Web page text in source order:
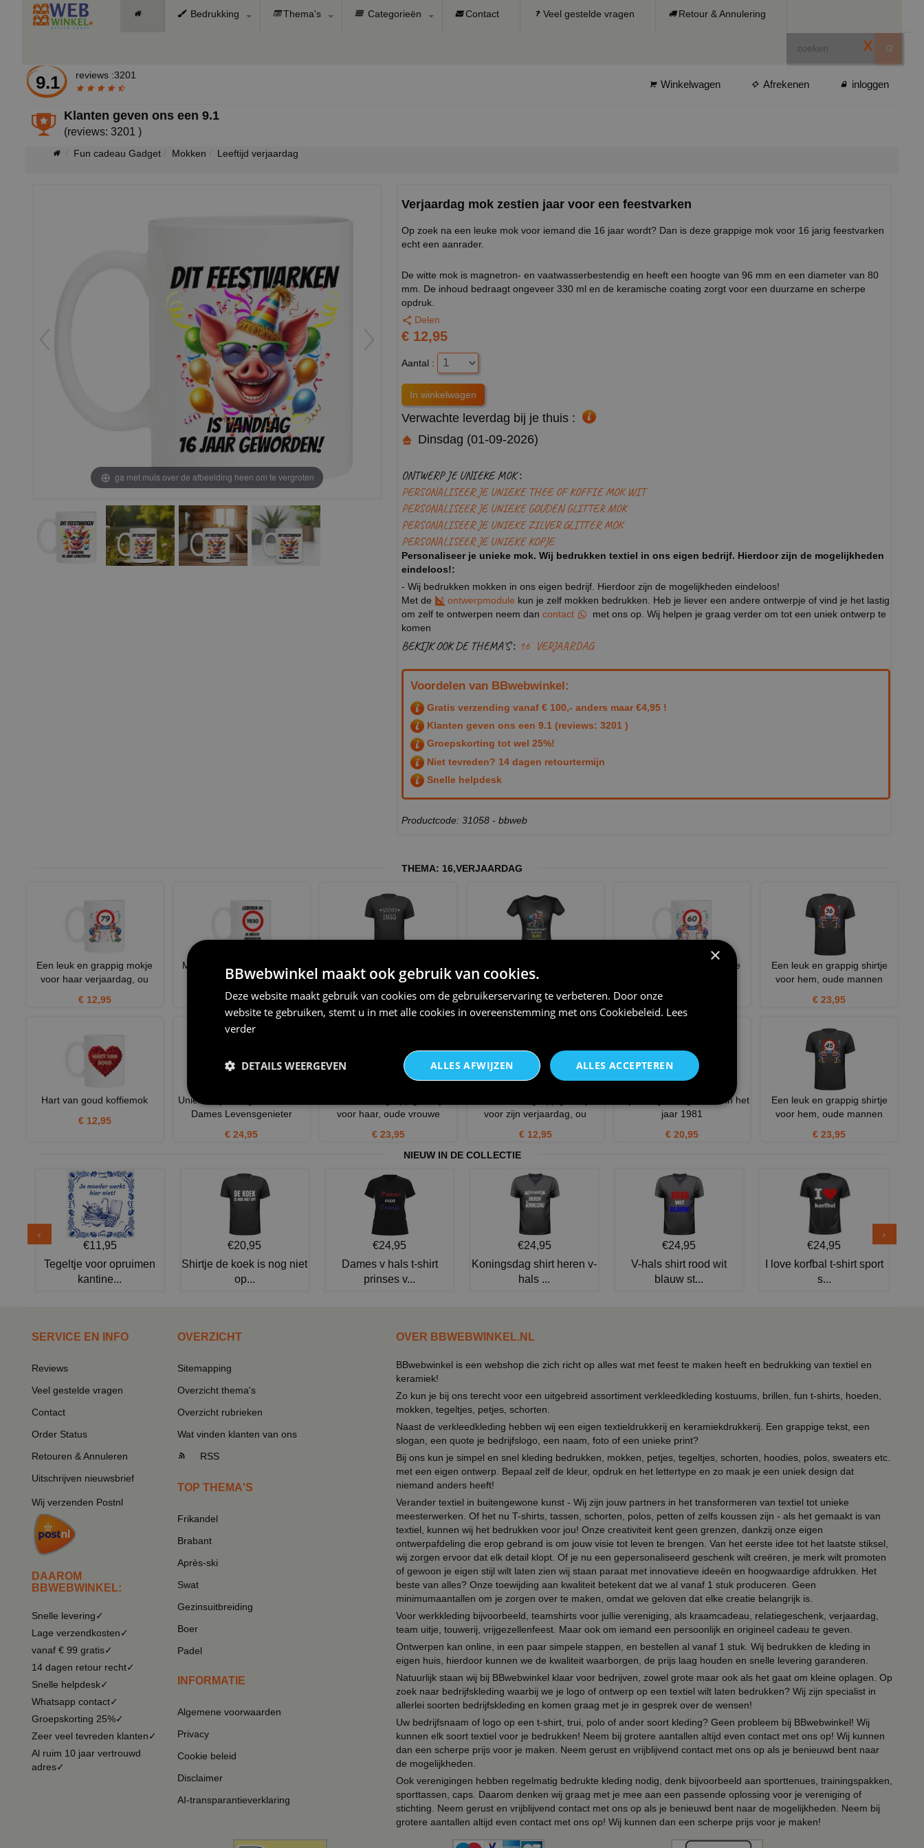
Bedrukking Thema's Categorieën Contact Veel gestelde vragen Retour & Annulering
X
9.1 reviews :3201
Winkelwagen Afrekenen inloggen
Klanten geven ons een9.1
(reviews: 3201 )
Fun cadeau Gadget Mokken Leeftijd verjaardag
ga met muis over de afbeelding heen om te vergroten
Verjaardag mok zestien jaar voor een feestvarken
Op zoek na een leuke mok voor iemand die 16 jaar wordt? Dan is deze grappige mok voor 16 jarig feestvarken
echt een aanrader.
De witte mok is magnetron- en vaatwasserbestendig en heeft een hoogte van 96 mm en een diameter van 80
mm. De inhoud bedraagt ongeveer 330 ml en de keramische coating zorgt voor een duurzame en scherpe
opdruk.
Delen
€ 12,95
Aantal :
Verwachte leverdag bij je thuis :
Dinsdag (01-09-2026)
ONTWERP JE UNIEKE MOK :
PERSONALISEER JE UNIEKE THEE OF KOFFIE MOK WIT
PERSONALISEER JE UNIEKE GOUDEN GLITTER MOK
PERSONALISEER JE UNIEKE ZILVER GLITTER MOK
PERSONALISEER JE UNIEKE KOPJE
Personaliseer je unieke mok. Wij bedrukken textiel in ons eigen bedrijf. Hierdoor zijn de mogelijkheden
eindeloos!:
- Wij bedrukken mokken in ons eigen bedrijf. Hierdoor zijn de mogelijkheden eindeloos!
Met de
ontwerpmodule kun je zelf mokken bedrukken. Heb je liever een andere ontwerpje of vind je het lastig
om zelf te ontwerpen neem dan contact
met ons op. Wij helpen je graag verder om tot een uniek ontwerp te
komen
BEKIJK OOK DE THEMA'S : 16 VERJAARDAG
Voordelen van BBwebwinkel:
Gratis verzending vanaf € 100,- anders maar €4,95 !
Klanten geven ons een 9.1 (reviews: 3201 )
Groepskorting tot wel 25%!
Niet tevreden? 14 dagen retourtermijn
Snelle helpdesk
Productcode: 31058 - bbweb
THEMA: 16,VERJAARDAG
Een leuk en grappig mokje
voor haar verjaardag, ou
€ 12,95
Mok Verjaardag geboren in
1930 grappig en orgineel
€ 12,95
Anno 1955 Verjaardag T-shirt
bouwjaar 1955 shirt
€ 22,95
Shirtje voor een vrouw op
leeftijd! Grappig T-shir
€ 22,95
Een leuk en grappig mokje
Een leuk en grappig shirtje
voor hem, oude mannen
€ 23,95
Hart van goud koffiemok
€ 12,95
Uniek Verjaardag T-shirt voor
Dames Levensgenieter
€ 24,95
voor haar, oude vrouwe
€ 23,95
voor zijn verjaardag, ou
€ 12,95
Verjaardag shirt geboren in het
jaar 1981
€ 20,95
Een leuk en grappig shirtje
voor hem, oude mannen
€ 23,95
NIEUW IN DE COLLECTIE
€11,95
Tegeltje voor opruimen
kantine...
€20,95
Shirtje de koek is nog niet
op...
€24,95
Dames v hals t-shirt
prinses v...
€24,95
Koningsdag shirt heren v-
hals ...
€24,95
V-hals shirt rood wit
blauw st...
€24,95
I love korfbal t-shirt sport
s...
SERVICE EN INFO
Reviews
Veel gestelde vragen
Contact
Order Status
Retouren & Annuleren
Uitschrijven nieuwsbrief
Wij verzenden Postnl
DAAROM
BBWEBWINKEL:
Snelle levering✓
Lage verzendkosten✓
vanaf € 99 gratis✓
14 dagen retour recht✓
Snelle helpdesk✓
Whatsapp contact✓
Groepskorting 25%✓
Zeer veel tevreden klanten✓
Al ruim 10 jaar vertrouwd
adres✓
OVERZICHT
Sitemapping
Overzicht thema's
Overzicht rubrieken
Wat vinden klanten van ons
RSS
TOP THEMA'S
Frikandel
Brabant
Après-ski
Swat
Gezinsuitbreiding
Boer
Padel
INFORMATIE
Algemene voorwaarden
Privacy
Cookie beleid
Disclaimer
AI-transparantieverklaring
OVER BBWEBWINKEL.NL
BBwebwinkel is een webshop die zich richt op alles wat met feest te maken heeft en bedrukking van textiel en
keramiek!
Zo kun je bij ons terecht voor een uitgebreid assortiment verkleedkleding kostuums, brillen, fun t-shirts, hoeden,
mokken, tegeltjes, petjes, schorten.
Naast de verkleedkleding hebben wij een eigen textieldrukkerij en keramiekdrukkerij. Een grappige tekst, een
slogan, een quote je bedrijfslogo, een naam, foto of een unieke print?
Bij ons kun je simpel en snel kleding bedrukken, mokken, petjes, tegeltjes, schorten, hoodies, polos, sweaters etc.
met een eigen ontwerp. Bepaal zelf de kleur, opdruk en het lettertype en zo maak je een uniek design dat
niemand anders heeft!
Verander textiel in buitengewone kunst - Wij zijn jouw partners in het transformeren van textiel tot unieke
meesterwerken. Of het nu T-shirts, tassen, schorten, polos, petten of zelfs koussen zijn - als het gemaakt is van
textiel, kunnen wij het bedrukken voor jou! Onze creativiteit kent geen grenzen, dankzij onze eigen
ontwerpafdeling die erop gebrand is om jouw visie tot leven te brengen. Van het eerste idee tot het laatste stiksel,
wij zorgen ervoor dat elk detail klopt. Of je nu een gepersonaliseerd geschenk wilt creëren, je merk wilt promoten
of gewoon je eigen stijl wilt laten zien wij staan paraat met innovatieve ideeën en hoogwaardige afdrukken. Het
beste van alles? Onze toewijding aan kwaliteit betekent dat we al vanaf 1 stuk produceren. Geen
minimumaantallen om je zorgen over te maken, omdat we geloven dat elke creatie belangrijk is.
Voor werkkleding bijvoorbeeld, teamshirts voor jullie vereniging, als kraamcadeau, relatiegeschenk, verjaardag,
team uitje, touwerij, vrijgezellenfeest. Maar ook om iemand een persoonlijk en origineel cadeau te geven.
Ontwerpen kan online, in een paar simpele stappen, en bestellen al vanaf 1 stuk. Wij bedrukken de kleding in
eigen huis, hierdoor kunnen we de kwaliteit waarborgen, de prijs laag houden en snelle levering garanderen.
Natuurlijk staan wij bij BBwebwinkel klaar voor bedrijven, zowel grote maar ook als het gaat om kleine oplagen. Op
zoek naar bedrijfskleding waarbij we je logo of ontwerp op een textiel wilt laten bedrukken? Wij zijn specialist in
allerlei soorten bedrijfskleding en komen graag met je in gesprek over de wensen!
Uw bedrijfsnaam of logo op een t-shirt, trui, polo of ander soort kleding? Geen probleem bij BBwebwinkel! Wij
kunnen elk soort textiel voor je bedrukken! Neem bij grotere aantallen altijd even contact met ons op! Wij kunnen
dan een scherpe prijs voor je maken. Neem gerust en vrijblijvend contact met ons op als je benieuwd bent naar
de mogelijkheden.
Ook verenigingen hebben regelmatig bedrukte kleding nodig, denk bijvoorbeeld aan sporttenues, trainingspakken,
sporttassen, caps. Daarom denken wij graag met je mee aan een passende oplossing voor je vereniging of
stichting. Neem gerust en vrijblijvend contact met ons op als je benieuwd bent naar de mogelijkheden. Neem bij
grotere aantallen altijd even contact met ons op! Wij kunnen dan een scherpe prijs voor je maken!
×
BBwebwinkel maakt ook gebruik van cookies.
Deze website maakt gebruik van cookies om de gebruikerservaring te verbeteren. Door onze
website te gebruiken, stemt u in met alle cookies in overeenstemming met ons Cookiebeleid. Lees
verder
ALLES ACCEPTEREN
ALLES AFWIJZEN
DETAILS WEERGEVEN